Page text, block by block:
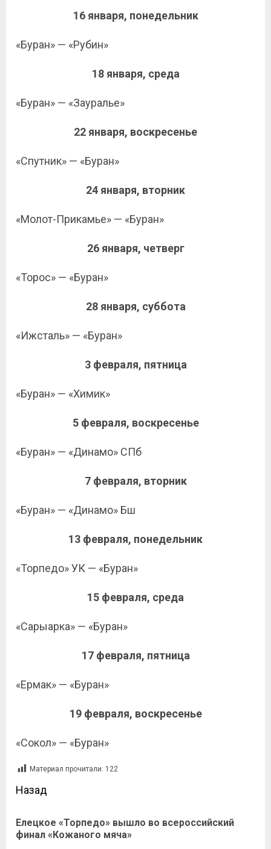
16 января, понедельник
«Буран» — «Рубин»
18 января, среда
«Буран» — «Зауралье»
22 января, воскресенье
«Спутник» — «Буран»
24 января, вторник
«Молот-Прикамье» — «Буран»
26 января, четверг
«Торос» — «Буран»
28 января, суббота
«Ижсталь» — «Буран»
3 февраля, пятница
«Буран» — «Химик»
5 февраля, воскресенье
«Буран» — «Динамо» СПб
7 февраля, вторник
«Буран» — «Динамо» Бш
13 февраля, понедельник
«Торпедо» УК — «Буран»
15 февраля, среда
«Сарыарка» — «Буран»
17 февраля, пятница
«Ермак» — «Буран»
19 февраля, воскресенье
«Сокол» — «Буран»
Материал прочитали: 122
Назад
Елецкое «Торпедо» вышло во всероссийский
финал «Кожаного мяча»